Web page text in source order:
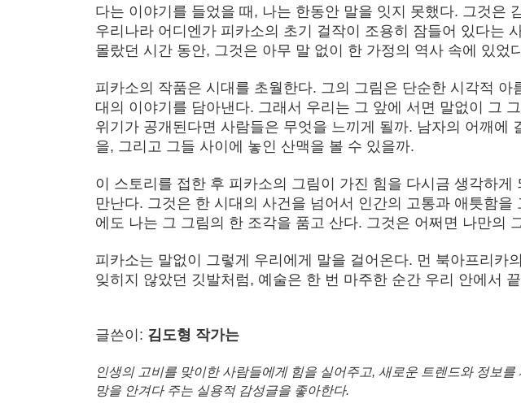
다는 이야기를 들었을 때, 나는 한동안 말을 잇지 못했다. 그것은
우리나라 어디엔가 피카소의 초기 걸작이 조용히 잠들어 있다는
몰랐던 시간 동안, 그것은 아무 말 없이 한 가정의 역사 속에 있었
피카소의 작품은 시대를 초월한다. 그의 그림은 단순한 시각적 아
대의 이야기를 담아낸다. 그래서 우리는 그 앞에 서면 말없이 그
위기가 공개된다면 사람들은 무엇을 느끼게 될까. 남자의 어깨에
을, 그리고 그들 사이에 놓인 산맥을 볼 수 있을까.
이 스토리를 접한 후 피카소의 그림이 가진 힘을 다시금 생각하게
만난다. 그것은 한 시대의 사건을 넘어서 인간의 고통과 애틋함
에도 나는 그 그림의 한 조각을 품고 산다. 그것은 어쩌면 나만의
피카소는 말없이 그렇게 우리에게 말을 걸어온다. 먼 북아프리카
잊히지 않았던 깃발처럼, 예술은 한 번 마주한 순간 우리 안에서
글쓴이: 김도형 작가는
인생의 고비를 맞이한 사람들에게 힘을 실어주고, 새로운 트렌드와 정보
망을 안겨다 주는 실용적 감성글을 좋아한다.